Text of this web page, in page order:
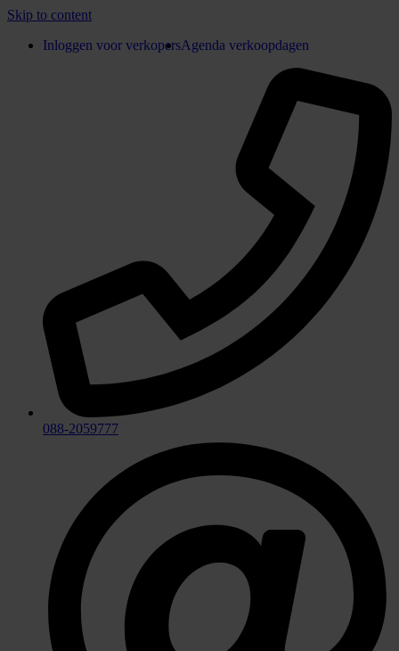
Skip to content
Inloggen voor verkopersAgenda verkoopdagen
088-2059777